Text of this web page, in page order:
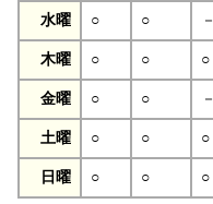
水曜 ○ ○ －
木曜 ○ ○ ○
金曜 ○ ○ －
土曜 ○ ○ ○
日曜 ○ ○ ○